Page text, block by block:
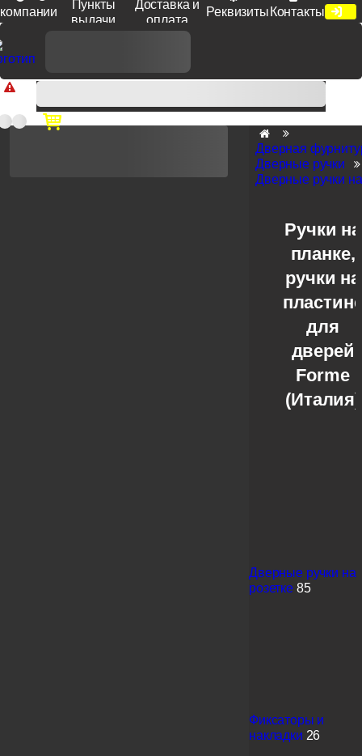
компании
Пункты
выдачи
Доставка и
оплата
Реквизиты Контакты
Доп. скидка от цен на сайте 7% при заказе от 50 тыс. руб
продукции Venezia, Fratelli, Tupai, Extreza, Melodia, Forme при
оплате по счету.
Дверная
Дверные ручки
Дверные ручки
Ручки на
планке,
ручки на
для
дверей
Forme
(Италия)
Дверные ручки на
розетке 85
Фиксаторы и
накладки 26